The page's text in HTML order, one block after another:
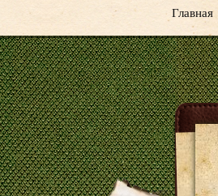
Главная